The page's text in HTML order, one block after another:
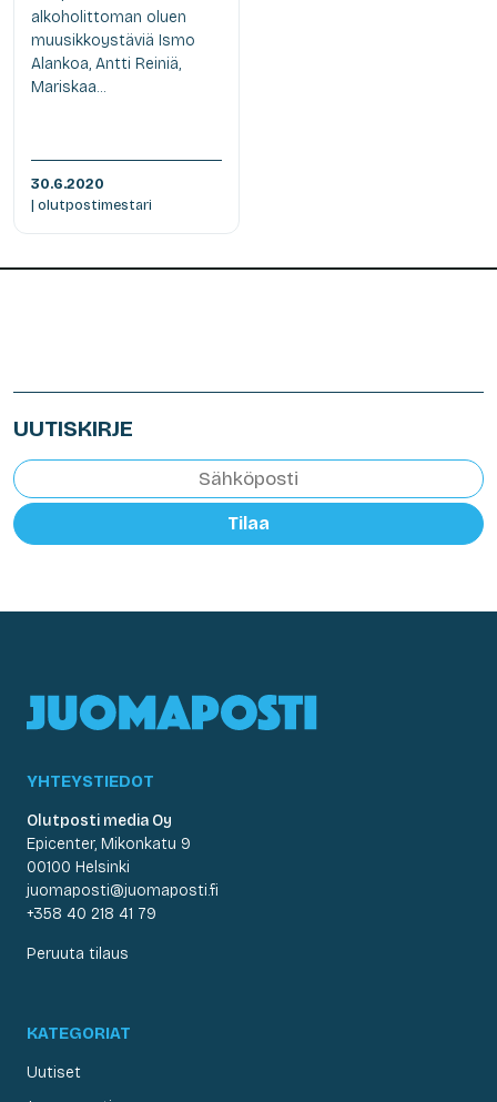
alkoholittoman oluen
muusikkoystäviä Ismo
Alankoa, Antti Reiniä,
Mariskaa...
30.6.2020
| olutpostimestari
UUTISKIRJE
Tilaa
YHTEYSTIEDOT
Olutposti media Oy
Epicenter, Mikonkatu 9
00100 Helsinki
juomaposti@juomaposti.fi
+358 40 218 41 79
Peruuta tilaus
KATEGORIAT
Uutiset